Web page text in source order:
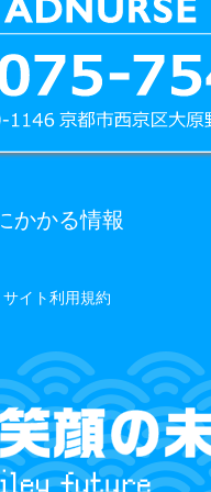
かかる情報
サイト利用規約